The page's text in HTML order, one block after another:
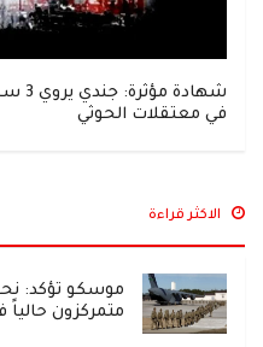
في معتقلات الحوثي
الاكثر قراءة
متمركزون حالياً